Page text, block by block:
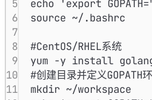
5
echo 'export
6
source ~/.bashrc
7
8
#CentOS/RHEL系统
9
yum -y install
10
#创建目录并定义GOPATH
11
mkdir ~/workspace